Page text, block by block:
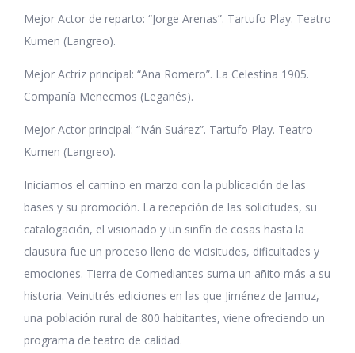
Mejor Actor de reparto: “Jorge Arenas”. Tartufo Play. Teatro
Kumen (Langreo).
Mejor Actriz principal: “Ana Romero”. La Celestina 1905.
Compañía Menecmos (Leganés).
Mejor Actor principal: “Iván Suárez”. Tartufo Play. Teatro
Kumen (Langreo).
Iniciamos el camino en marzo con la publicación de las
bases y su promoción. La recepción de las solicitudes, su
catalogación, el visionado y un sinfín de cosas hasta la
clausura fue un proceso lleno de vicisitudes, dificultades y
emociones. Tierra de Comediantes suma un añito más a su
historia. Veintitrés ediciones en las que Jiménez de Jamuz,
una población rural de 800 habitantes, viene ofreciendo un
programa de teatro de calidad.